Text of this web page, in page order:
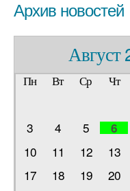
Архив новостей
Август
Пн Вт Ср Чт
3
4 5 6
10
11 12 13
17
18 19 20